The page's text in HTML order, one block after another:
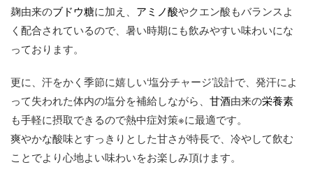
麹由来のブドウ糖に加え、 アミノ酸やクエン酸もバランスよ
く配合されているので、暑い時期にも飲みやすい味わいにな
っております。
更に、汗をかく季節に嬉しい‘塩分チャージ’設計で、発汗によ
って失われた体内の塩分を補給しながら、 甘酒由来の栄養素
も手軽に摂取できるので熱中症対策※に最適です。
爽やかな酸味とすっきりとした甘さが特長で、冷やして飲む
ことでより心地よい味わいをお楽しみ頂けます。